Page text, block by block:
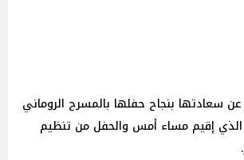
عن سعادتها بنجاح حفلها بالمسرح الروماني
إقيم مساء أمس والحفل من تنظيم